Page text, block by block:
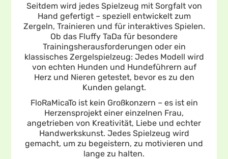
Seitdem wird jedes Spielzeug mit Sorgfalt von
Hand gefertigt – speziell entwickelt zum
Zergeln, Trainieren und für interaktives Spielen.
Ob das Fluffy TaDa für besondere
Trainingsherausforderungen oder ein
klassisches Zergelspielzeug: Jedes Modell wird
von echten Hunden und Hundeführern auf
Herz und Nieren getestet, bevor es zu den
Kunden gelangt.
FloRaMicaTo ist kein Großkonzern – es ist ein
Herzensprojekt einer einzelnen Frau,
angetrieben von Kreativität, Liebe und echter
Handwerkskunst. Jedes Spielzeug wird
gemacht, um zu begeistern, zu motivieren und
lange zu halten.